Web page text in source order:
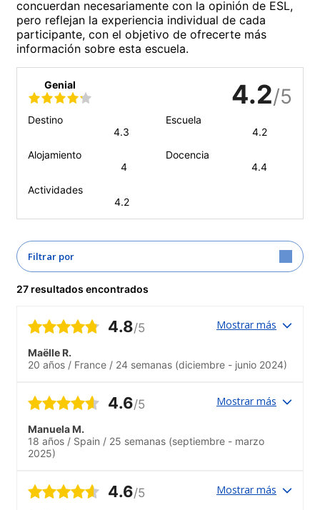
concuerdan necesariamente con la opinión de ESL,
pero reflejan la experiencia individual de cada
participante, con el objetivo de ofrecerte más
información sobre esta escuela.
Genial 4.2/5
Destino
4.3
Escuela
4.2
Alojamiento
4
Docencia
4.4
Actividades
4.2
Filtrar por
27 resultados encontrados
4.8/5 Mostrar más
Maëlle R.
20 años / France / 24 semanas (diciembre - junio 2024)
4.6/5 Mostrar más
Manuela M.
18 años / Spain / 25 semanas (septiembre - marzo
2025)
4.6/5 Mostrar más